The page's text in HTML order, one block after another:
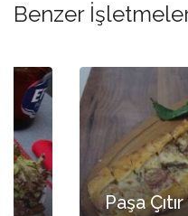
Benzer
Paşa Çıtır